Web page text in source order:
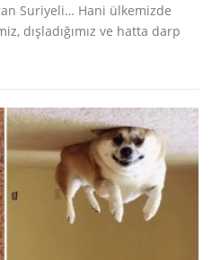
Suriyeli… Hani ülkemizde
dışladığımız ve hatta darp